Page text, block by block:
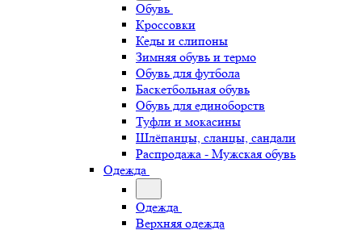
Обувь
Кроссовки
Кеды и слипоны
Зимняя обувь и термо
Обувь для футбола
Баскетбольная обувь
Обувь для единоборств
Туфли и мокасины
Шлёпанцы, сланцы, сандали
Распродажа - Мужская обувь
Одежда
Одежда
Верхняя одежда